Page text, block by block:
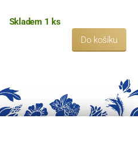
Skladem 1 ks
Do košíku